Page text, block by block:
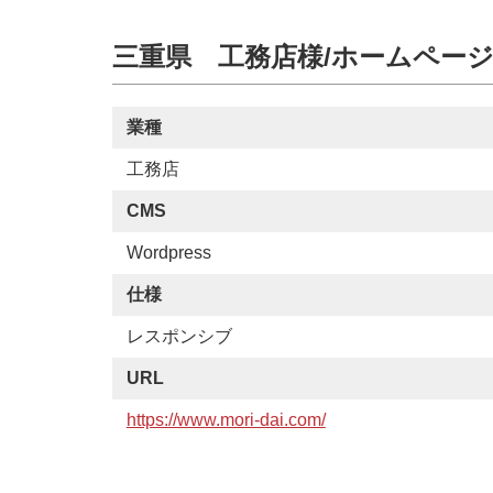
三重県 工務店様/ホームページ
業種
工務店
CMS
Wordpress
仕様
レスポンシブ
URL
https://www.mori-dai.com/